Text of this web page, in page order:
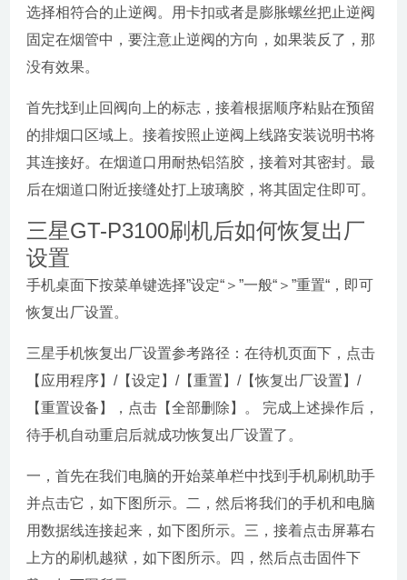
选择相符合的止逆阀。用卡扣或者是膨胀螺丝把止逆阀
固定在烟管中，要注意止逆阀的方向，如果装反了，那
没有效果。
首先找到止回阀向上的标志，接着根据顺序粘贴在预留
的排烟口区域上。接着按照止逆阀上线路安装说明书将
其连接好。在烟道口用耐热铝箔胶，接着对其密封。最
后在烟道口附近接缝处打上玻璃胶，将其固定住即可。
三星GT-P3100刷机后如何恢复出厂
设置
手机桌面下按菜单键选择”设定“＞”一般“＞”重置“，即可
恢复出厂设置。
三星手机恢复出厂设置参考路径：在待机页面下，点击
【应用程序】/【设定】/【重置】/【恢复出厂设置】/
【重置设备】，点击【全部删除】。 完成上述操作后，
待手机自动重启后就成功恢复出厂设置了。
一，首先在我们电脑的开始菜单栏中找到手机刷机助手
并点击它，如下图所示。二，然后将我们的手机和电脑
用数据线连接起来，如下图所示。三，接着点击屏幕右
上方的刷机越狱，如下图所示。四，然后点击固件下